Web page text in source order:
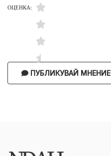
ОЦЕНКА:
ПУБЛИКУВАЙ МНЕНИЕ